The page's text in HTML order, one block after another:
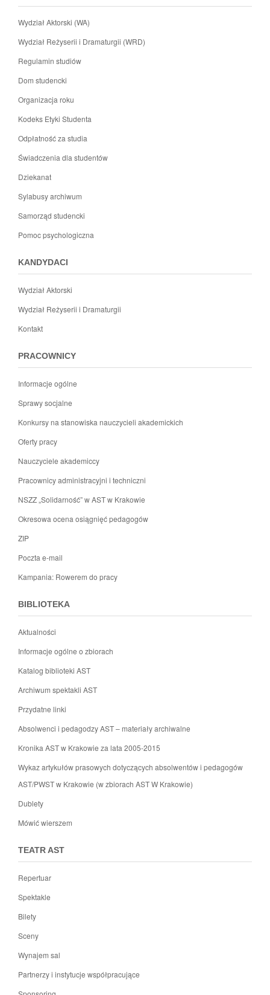
Wydział Aktorski (WA)
Wydział Reżyserii i Dramaturgii (WRD)
Regulamin studiów
Dom studencki
Organizacja roku
Kodeks Etyki Studenta
Odpłatność za studia
Świadczenia dla studentów
Dziekanat
Sylabusy archiwum
Samorząd studencki
Pomoc psychologiczna
KANDYDACI
Wydział Aktorski
Wydział Reżyserii i Dramaturgii
Kontakt
PRACOWNICY
Informacje ogólne
Sprawy socjalne
Konkursy na stanowiska nauczycieli akademickich
Oferty pracy
Nauczyciele akademiccy
Pracownicy administracyjni i techniczni
NSZZ „Solidarność” w AST w Krakowie
Okresowa ocena osiągnięć pedagogów
ZIP
Poczta e-mail
Kampania: Rowerem do pracy
BIBLIOTEKA
Aktualności
Informacje ogólne o zbiorach
Katalog biblioteki AST
Archiwum spektakli AST
Przydatne linki
Absolwenci i pedagodzy AST – materiały archiwalne
Kronika AST w Krakowie za lata 2005-2015
Wykaz artykułów prasowych dotyczących absolwentów i pedagogów
AST/PWST w Krakowie (w zbiorach AST W Krakowie)
Dublety
Mówić wierszem
TEATR AST
Repertuar
Spektakle
Bilety
Sceny
Wynajem sal
Partnerzy i instytucje współpracujące